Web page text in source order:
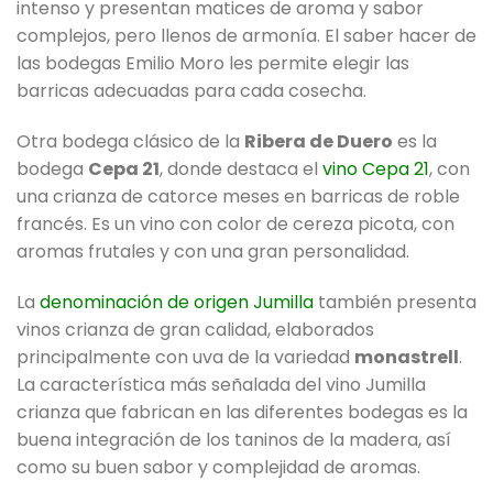
intenso y presentan matices de aroma y sabor
complejos, pero llenos de armonía. El saber hacer de
las bodegas Emilio Moro les permite elegir las
barricas adecuadas para cada cosecha.
Otra bodega clásico de la Ribera de Duero es la
bodega Cepa 21, donde destaca el vino Cepa 21, con
una crianza de catorce meses en barricas de roble
francés. Es un vino con color de cereza picota, con
aromas frutales y con una gran personalidad.
La denominación de origen Jumilla también presenta
vinos crianza de gran calidad, elaborados
principalmente con uva de la variedad monastrell.
La característica más señalada del vino Jumilla
crianza que fabrican en las diferentes bodegas es la
buena integración de los taninos de la madera, así
como su buen sabor y complejidad de aromas.